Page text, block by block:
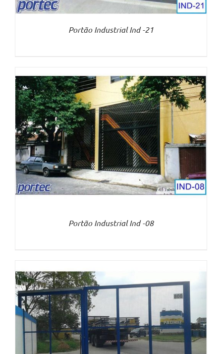
Portão Industrial Ind -21
Portão Industrial Ind -08